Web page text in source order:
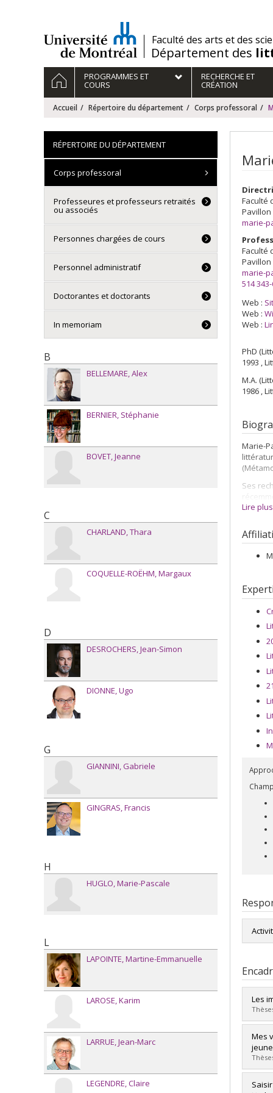
/Faculté des arts et des
Département des
Navigation
principale
ACCUEILPROGRAMMES ET
COURS
RECHERCHE ET
CRÉATION
Accueil Répertoire du département Corps professoral
Faculté
marie-
Faculté
marie-
514
Web :
Web :
Web :
PhD
1993 ,
M.A.
1986 ,
Marie-
Ses
de
Lire
Les
Lien
Mes
RÉPERTOIRE DU DÉPARTEMENT
Corps professoral
Professeures et professeurs retraités
ou associés
Personnes chargées de cours
Personnel administratif
Doctorantes et doctorants
In memoriam
B
BELLEMARE Alex
BERNIER Stéphanie
BOVET Jeanne
C
CHARLAND Thara
COQUELLE-ROËHM Margaux
D
DESROCHERS Jean-Simon
DIONNE Ugo
G
GIANNINI Gabriele
GINGRAS Francis
H
HUGLO Marie-Pascale
L
LAPOINTE Martine-Emmanuelle
LAROSE Karim
LARRUE Jean-Marc
LEGENDRE Claire